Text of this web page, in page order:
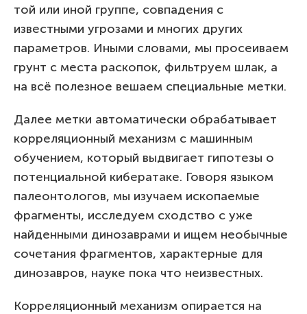
той или иной группе, совпадения с
известными угрозами и многих других
параметров. Иными словами, мы просеиваем
грунт с места раскопок, фильтруем шлак, а
на всё полезное вешаем специальные метки.
Далее метки автоматически обрабатывает
корреляционный механизм с машинным
обучением, который выдвигает гипотезы о
потенциальной кибератаке. Говоря языком
палеонтологов, мы изучаем ископаемые
фрагменты, исследуем сходство с уже
найденными динозаврами и ищем необычные
сочетания фрагментов, характерные для
динозавров, науке пока что неизвестных.
Корреляционный механизм опирается на